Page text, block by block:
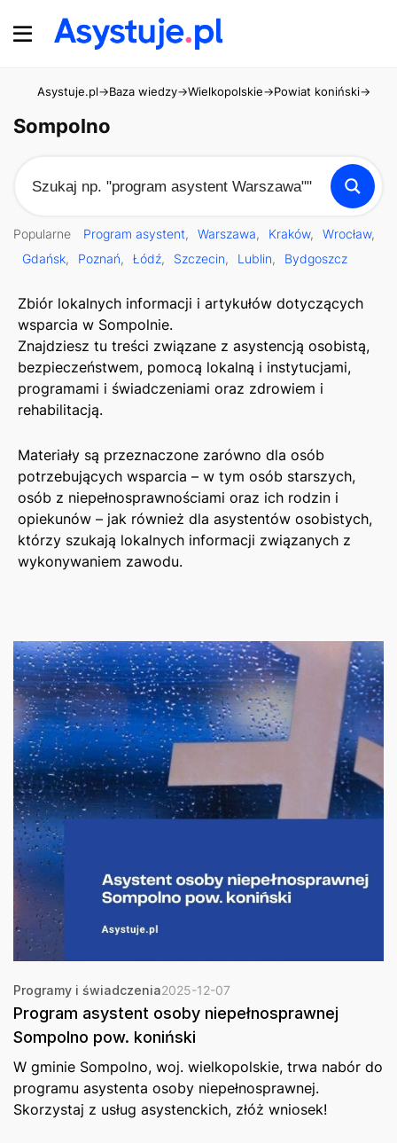
Asystuje.pl→Baza wiedzy→Wielkopolskie→Powiat koniński→
Sompolno
Popularne Program asystent Warszawa Kraków
Wrocław
Gdańsk
Poznań Łódź Szczecin Lublin Bydgoszcz
Zbiór lokalnych informacji i artykułów dotyczących
wsparcia w Sompolnie.
Znajdziesz tu treści związane z asystencją osobistą,
bezpieczeństwem, pomocą lokalną i instytucjami,
programami i świadczeniami oraz zdrowiem i
rehabilitacją.
Materiały są przeznaczone zarówno dla osób
potrzebujących wsparcia – w tym osób starszych,
osób z niepełnosprawnościami oraz ich rodzin i
opiekunów – jak również dla asystentów osobistych,
którzy szukają lokalnych informacji związanych z
wykonywaniem zawodu.
Programy i świadczenia2025-12-07
Program asystent osoby niepełnosprawnej
Sompolno pow. koniński
W gminie Sompolno, woj. wielkopolskie, trwa nabór do
programu asystenta osoby niepełnosprawnej.
Skorzystaj z usług asystenckich, złóż wniosek!